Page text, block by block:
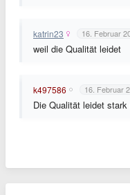
katrin23 16. Februar
weil die Qualität leidet
k497586 16. Februar
Die Qualität leidet